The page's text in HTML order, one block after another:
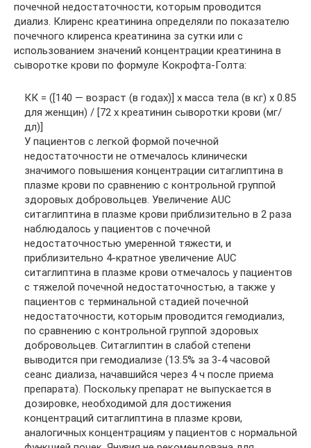
почечной недостаточности, которым проводится
диализ. Клиренс креатинина определяли по показателю
почечного клиренса креатинина за сутки или с
использованием значений концентрации креатинина в
сыворотке крови по формуле Кокрофта-Голта:
КК = ([140 — возраст (в годах)] х масса тела (в кг) х 0.85
для женщин) / [72 х креатинин сыворотки крови (мг/
дл)]
У пациентов с легкой формой почечной
недостаточности не отмечалось клинически
значимого повышения концентрации ситаглиптина в
плазме крови по сравнению с контрольной группой
здоровых добровольцев. Увеличение AUC
ситаглиптина в плазме крови приблизительно в 2 раза
наблюдалось у пациентов с почечной
недостаточностью умеренной тяжести, и
приблизительно 4-кратное увеличение AUC
ситаглиптина в плазме крови отмечалось у пациентов
с тяжелой почечной недостаточностью, а также у
пациентов с терминальной стадией почечной
недостаточности, которым проводится гемодиализ,
по сравнению с контрольной группой здоровых
добровольцев. Ситаглиптин в слабой степени
выводится при гемодиализе (13.5% за 3-4 часовой
сеанс диализа, начавшийся через 4 ч после приема
препарата). Поскольку препарат не выпускается в
дозировке, необходимой для достижения
концентраций ситаглиптина в плазме крови,
аналогичных концентрациям у пациентов с нормальной